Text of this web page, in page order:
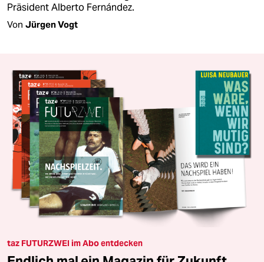
Präsident Alberto Fernández.
Von Jürgen Vogt
taz FUTURZWEI im Abo entdecken